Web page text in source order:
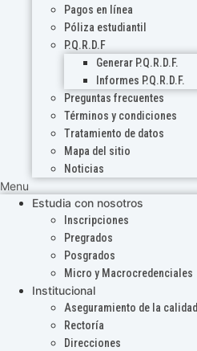
Pagos en línea
Póliza estudiantil
P.Q.R.D.F
Generar P.Q.R.D.F.
Informes P.Q.R.D.F.
Preguntas frecuentes
Términos y condiciones
Tratamiento de datos
Mapa del sitio
Noticias
Menu
Estudia con nosotros
Inscripciones
Pregrados
Posgrados
Micro y Macrocredenciales
Institucional
Aseguramiento de la calidad
Rectoría
Direcciones